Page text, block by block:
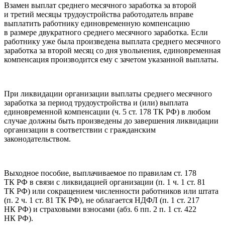
Взамен выплат среднего месячного заработка за второй
и третий месяцы трудоустройства работодатель вправе
выплатить работнику единовременную компенсацию
в размере двукратного среднего месячного заработка. Если
работнику уже была произведена выплата среднего месячного
заработка за второй месяц со дня увольнения, единовременная
компенсация производится ему с зачетом указанной выплаты.
При ликвидации организации выплаты среднего месячного
заработка за период трудоустройства и (или) выплата
единовременной компенсации (ч. 5 ст. 178 ТК РФ) в любом
случае должны быть произведены до завершения ликвидации
организации в соответствии с гражданским
законодательством.
Выходное пособие, выплачиваемое по правилам ст. 178
ТК РФ в связи с ликвидацией организации (п. 1 ч. 1 ст. 81
ТК РФ) или сокращением численности работников или штата
(п. 2 ч. 1 ст. 81 ТК РФ), не облагается НДФЛ (п. 1 ст. 217
НК РФ) и страховыми взносами (абз. 6 пп. 2 п. 1 ст. 422
НК РФ).